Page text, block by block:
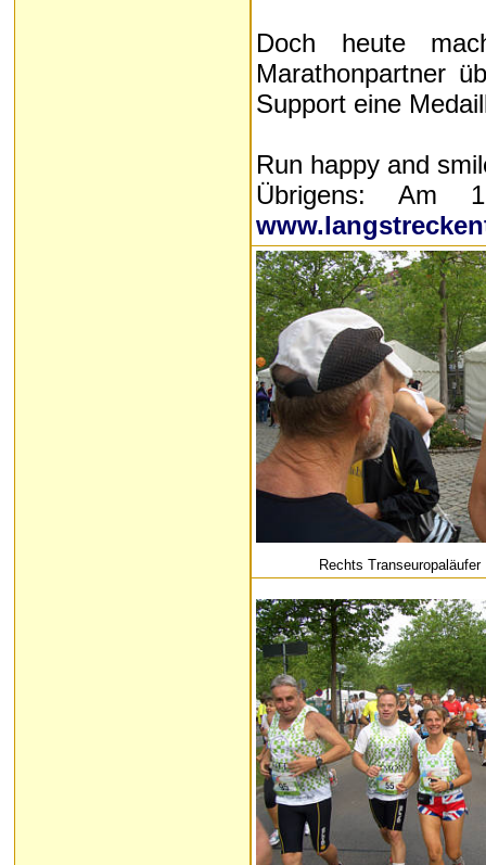
Doch heute
Marathonpartner
Support eine
Run happy and
Übrigens: Am
Rechts Transeuropaläufer